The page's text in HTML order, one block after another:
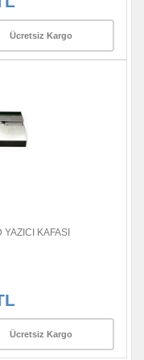
Ücretsiz Kargo
KAFASI
Ücretsiz Kargo